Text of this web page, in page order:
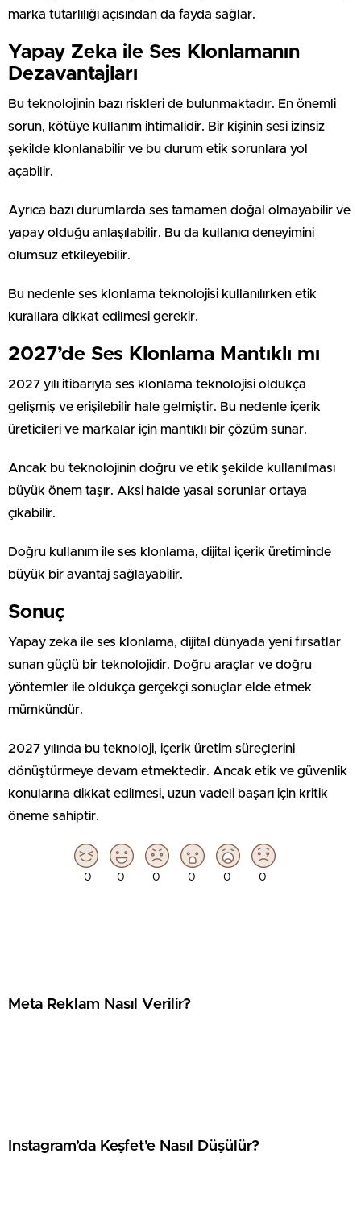
marka tutarlılığı açısından da fayda sağlar.
Yapay Zeka ile Ses Klonlamanın
Dezavantajları
Bu teknolojinin bazı riskleri de bulunmaktadır. En önemli
sorun, kötüye kullanım ihtimalidir. Bir kişinin sesi izinsiz
şekilde klonlanabilir ve bu durum etik sorunlara yol
açabilir.
Ayrıca bazı durumlarda ses tamamen doğal olmayabilir ve
yapay olduğu anlaşılabilir. Bu da kullanıcı deneyimini
olumsuz etkileyebilir.
Bu nedenle ses klonlama teknolojisi kullanılırken etik
kurallara dikkat edilmesi gerekir.
2027’de Ses Klonlama Mantıklı mı
2027 yılı itibarıyla ses klonlama teknolojisi oldukça
gelişmiş ve erişilebilir hale gelmiştir. Bu nedenle içerik
üreticileri ve markalar için mantıklı bir çözüm sunar.
Ancak bu teknolojinin doğru ve etik şekilde kullanılması
büyük önem taşır. Aksi halde yasal sorunlar ortaya
çıkabilir.
Doğru kullanım ile ses klonlama, dijital içerik üretiminde
büyük bir avantaj sağlayabilir.
Sonuç
Yapay zeka ile ses klonlama, dijital dünyada yeni fırsatlar
sunan güçlü bir teknolojidir. Doğru araçlar ve doğru
yöntemler ile oldukça gerçekçi sonuçlar elde etmek
mümkündür.
2027 yılında bu teknoloji, içerik üretim süreçlerini
dönüştürmeye devam etmektedir. Ancak etik ve güvenlik
konularına dikkat edilmesi, uzun vadeli başarı için kritik
öneme sahiptir.
0 0 0 0 0 0
Meta Reklam Nasıl Verilir?
⁠Instagram’da Keşfet’e Nasıl Düşülür?